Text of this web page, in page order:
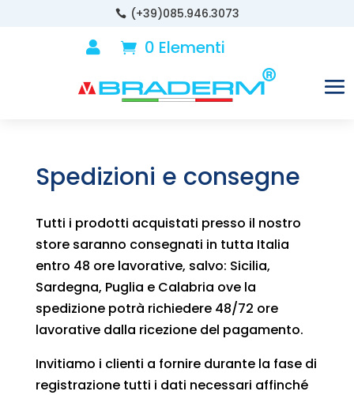
 (+39)085.946.3073
 0 Elementi
Spedizioni e consegne
Tutti i prodotti acquistati presso il nostro
store saranno consegnati in tutta Italia
entro 48 ore lavorative, salvo: Sicilia,
Sardegna, Puglia e Calabria ove la
spedizione potrà richiedere 48/72 ore
lavorative dalla ricezione del pagamento.
Invitiamo i clienti a fornire durante la fase di
registrazione tutti i dati necessari affinché